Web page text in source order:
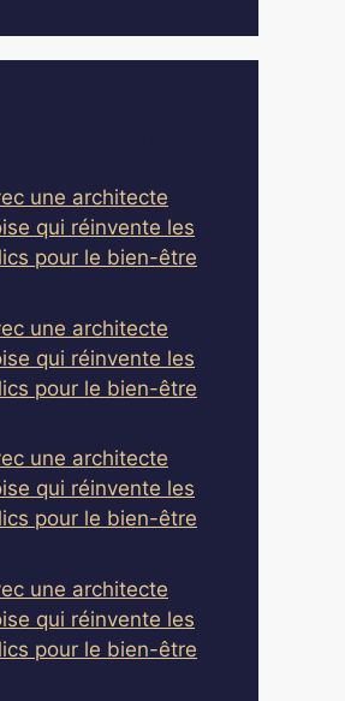
une architecte
qui réinvente les
pour le bien-être
une architecte
qui réinvente les
pour le bien-être
une architecte
qui réinvente les
pour le bien-être
une architecte
qui réinvente les
pour le bien-être